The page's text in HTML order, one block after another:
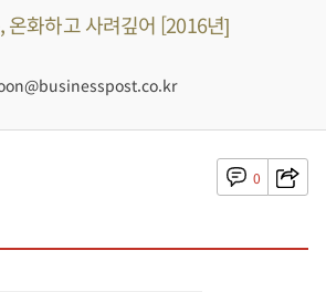
온화하고 사려깊어 [2016년]
0